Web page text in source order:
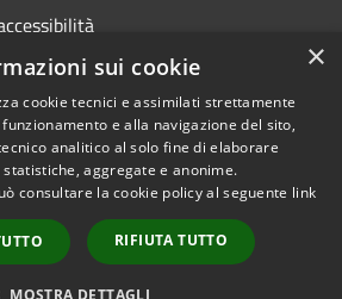
Copyright © 2026 • Città di
Montecchio Maggiore •
Powered byMunicipium •
Accesso redazione
×
sui cookie
cookie tecnici e assimilati strettamente
e alla navigazione del sito,
analitico al solo fine di elaborare
aggregate e anonime.
consultare la cookie policy al seguente link
RIFIUTA TUTTO
MOSTRA DETTAGLI